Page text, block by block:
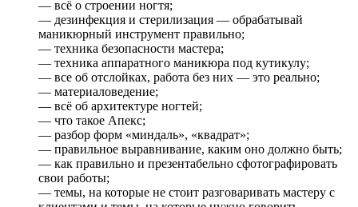
— всё о строении ногтя;
— дезинфекция и стерилизация — обрабатывай
маникюрный инструмент правильно;
— техника безопасности мастера;
— техника аппаратного маникюра под кутикулу;
— все об отслойках, работа без них — это реально;
— материаловедение;
— всё об архитектуре ногтей;
— что такое Апекс;
— разбор форм «миндаль», «квадрат»;
— правильное выравнивание, каким оно должно быть;
— как правильно и презентабельно сфотографировать
свои работы;
— темы, на которые не стоит разговаривать мастеру с